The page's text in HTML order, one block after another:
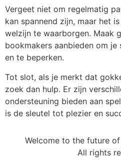
Vergeet niet om regelmatig
kan spannend zijn, maar het
welzijn te waarborgen. Maak
bookmakers aanbieden om
en te beperken.
Tot slot, als je merkt dat
zoek dan hulp. Er zijn
ondersteuning bieden aan
is de sleutel tot plezier en
Welcome to the future
All rights